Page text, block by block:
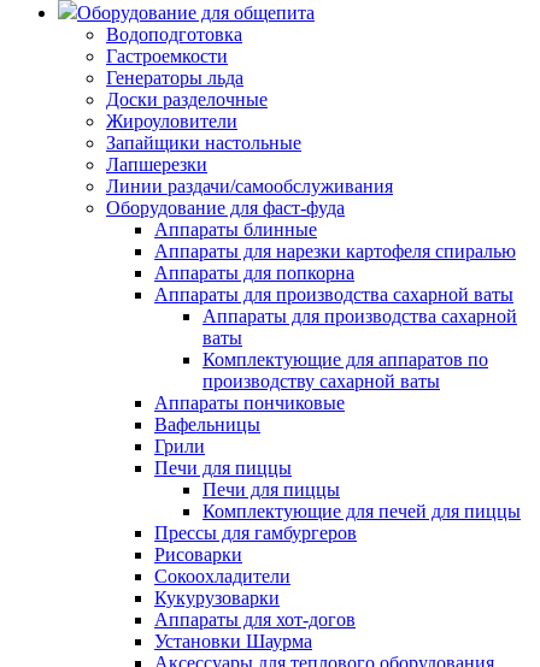
Оборудование для общепита
Водоподготовка
Гастроемкости
Генераторы льда
Доски разделочные
Жироуловители
Запайщики настольные
Лапшерезки
Линии раздачи/самообслуживания
Оборудование для фаст-фуда
Аппараты блинные
Аппараты для нарезки картофеля спиралью
Аппараты для попкорна
Аппараты для производства сахарной ваты
Аппараты для производства сахарной
ваты
Комплектующие для аппаратов по
производству сахарной ваты
Аппараты пончиковые
Вафельницы
Грили
Печи для пиццы
Печи для пиццы
Комплектующие для печей для пиццы
Прессы для гамбургеров
Рисоварки
Сокоохладители
Кукурузоварки
Аппараты для хот-догов
Установки Шаурма
Аксессуары для теплового оборудования